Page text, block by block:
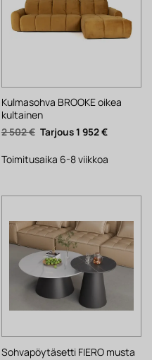
Kulmasohva BROOKE oikea
kultainen
2 502€ Alkuperäinen
hinta
2
502 €.
1 952€Nykyinen
1
Toimitusaika 6-8 viikkoa
Sohvapöytäsetti FIERO musta